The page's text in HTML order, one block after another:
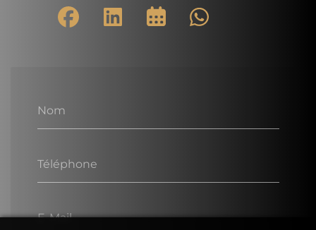
Nom
Téléphone
E-Mail